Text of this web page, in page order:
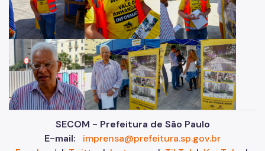
SECOM - Prefeitura de São Paulo
E-mail:
imprensa@prefeitura.sp.gov.br